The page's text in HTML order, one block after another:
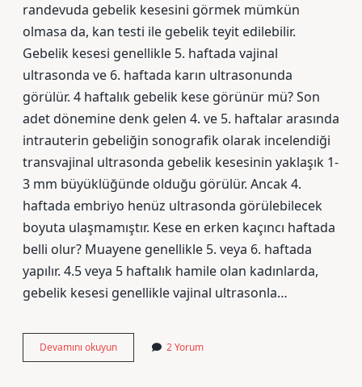
randevuda gebelik kesesini görmek mümkün
olmasa da, kan testi ile gebelik teyit edilebilir.
Gebelik kesesi genellikle 5. haftada vajinal
ultrasonda ve 6. haftada karın ultrasonunda
görülür. 4 haftalık gebelik kese görünür mü? Son
adet dönemine denk gelen 4. ve 5. haftalar arasında
intrauterin gebeliğin sonografik olarak incelendiği
transvajinal ultrasonda gebelik kesesinin yaklaşık 1-
3 mm büyüklüğünde olduğu görülür. Ancak 4.
haftada embriyo henüz ultrasonda görülebilecek
boyuta ulaşmamıştır. Kese en erken kaçıncı haftada
belli olur? Muayene genellikle 5. veya 6. haftada
yapılır. 4.5 veya 5 haftalık hamile olan kadınlarda,
gebelik kesesi genellikle vajinal ultrasonla…
Devamını okuyunAnne
Karnında
2 Yorum